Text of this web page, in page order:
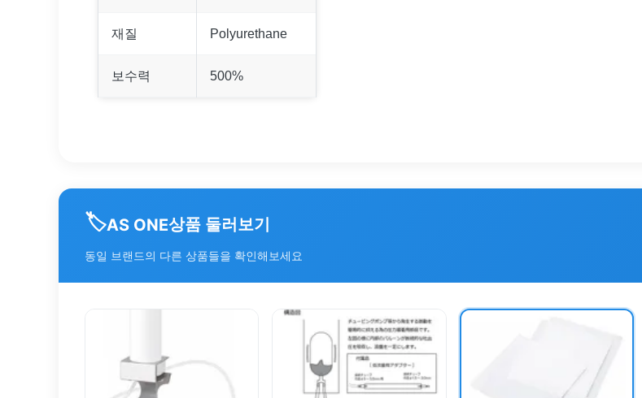
재질 Polyurethane
보수력 500%
🏷️AS ONE상품 둘러보기
동일 브랜드의 다른 상품들을 확인해보세요